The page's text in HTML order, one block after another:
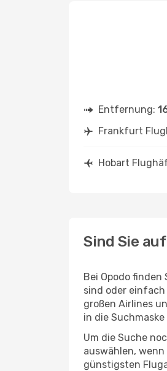
Entfernung:
Frankfurt
Hobart
Sind Sie
Bei Opodo
sind oder
großen Airlines
in die
Um die Suche
auswählen,
günstigsten